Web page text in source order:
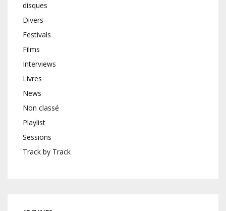
disques
Divers
Festivals
Films
Interviews
Livres
News
Non classé
Playlist
Sessions
Track by Track